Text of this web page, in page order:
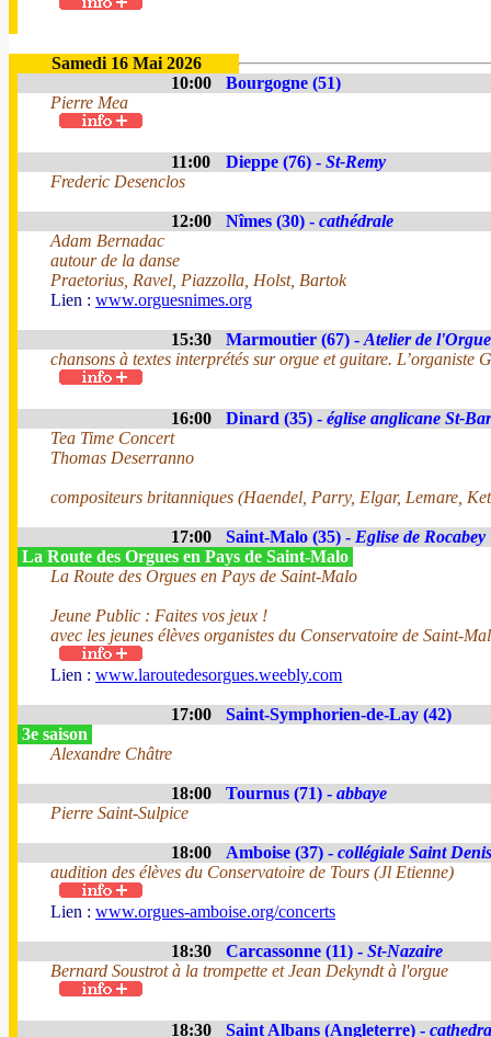
Samedi 16 Mai 2026
10:00
Bourgogne (51)
Pierre Mea
11:00 Dieppe (76) - St-Remy
Frederic Desenclos
12:00 Nîmes (30) - cathédrale
Adam Bernadac
autour de la danse
Praetorius, Ravel, Piazzolla, Holst, Bartok
Lien : www.orguesnimes.org
15:30 Marmoutier (67) - Atelier de l'Orgue
chansons à textes interprétés sur orgue et guitare.
16:00 Dinard (35) - église anglicane St-
Tea Time Concert
Thomas Deserranno
compositeurs britanniques (Haendel, Parry, Elgar, Lemare,
17:00 Saint-Malo (35) - Eglise de Rocabey
La Route des Orgues en Pays de Saint-Malo
La Route des Orgues en Pays de Saint-Malo
Jeune Public : Faites vos jeux !
avec les jeunes élèves organistes du Conservatoire de Saint-
Lien : www.laroutedesorgues.weebly.com
17:00
Saint-Symphorien-de-Lay (42)
3e saison
Alexandre Châtre
18:00 Tournus (71) - abbaye
Pierre Saint-Sulpice
18:00 Amboise (37) - collégiale Saint Denis
audition des élèves du Conservatoire de Tours (Jl Etienne)
Lien : www.orgues-amboise.org/concerts
18:30 Carcassonne (11) - St-Nazaire
Bernard Soustrot à la trompette et Jean Dekyndt à l'orgue
18:30 Saint Albans (Angleterre) -